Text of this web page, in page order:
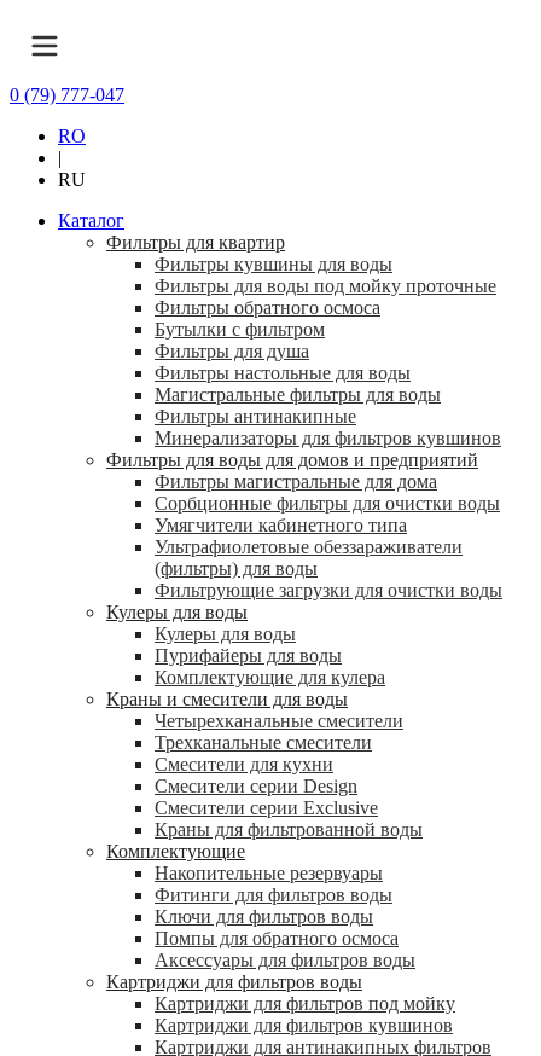
0 (79) 777-047
RO
|
RU
Каталог
Фильтры для квартир
Фильтры кувшины для воды
Фильтры для воды под мойку проточные
Фильтры обратного осмоса
Бутылки с фильтром
Фильтры для душа
Фильтры настольные для воды
Магистральные фильтры для воды
Фильтры антинакипные
Минерализаторы для фильтров кувшинов
Фильтры для воды для домов и предприятий
Фильтры магистральные для дома
Сорбционные фильтры для очистки воды
Умягчители кабинетного типа
Ультрафиолетовые обеззараживатели
(фильтры) для воды
Фильтрующие загрузки для очистки воды
Кулеры для воды
Кулеры для воды
Пурифайеры для воды
Комплектующие для кулера
Краны и смесители для воды
Четырехканальные смесители
Трехканальные смесители
Смесители для кухни
Смесители серии Design
Смесители серии Exclusive
Краны для фильтрованной воды
Комплектующие
Накопительные резервуары
Фитинги для фильтров воды
Ключи для фильтров воды
Помпы для обратного осмоса
Аксессуары для фильтров воды
Картриджи для фильтров воды
Картриджи для фильтров под мойку
Картриджи для фильтров кувшинов
Картриджи для антинакипных фильтров